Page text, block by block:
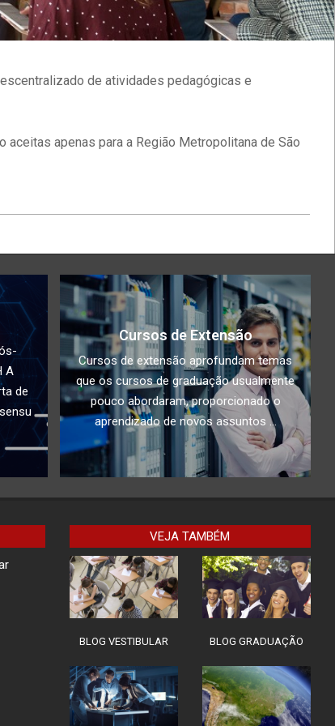
de atividades pedagógicas e
aceitas apenas para a Região Metropolitana de São
A
de
Cursos de Extensão
Cursos de extensão aprofundam temas
que os cursos de graduação usualmente
pouco abordaram, proporcionado o
aprendizado de novos assuntos ...
VEJA TAMBÉM
BLOG VESTIBULAR BLOG GRADUAÇÃO